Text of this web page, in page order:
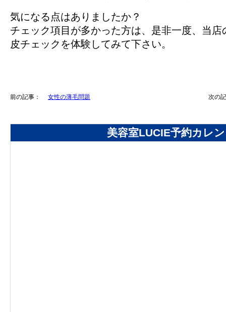
気になる点はありましたか？
チェック項目が多かった方は、是非一度、当
皮チェックを体験してみて下さい。
前の記事： 女性の薄毛問題 次の
美容室LUCIE予約カレ